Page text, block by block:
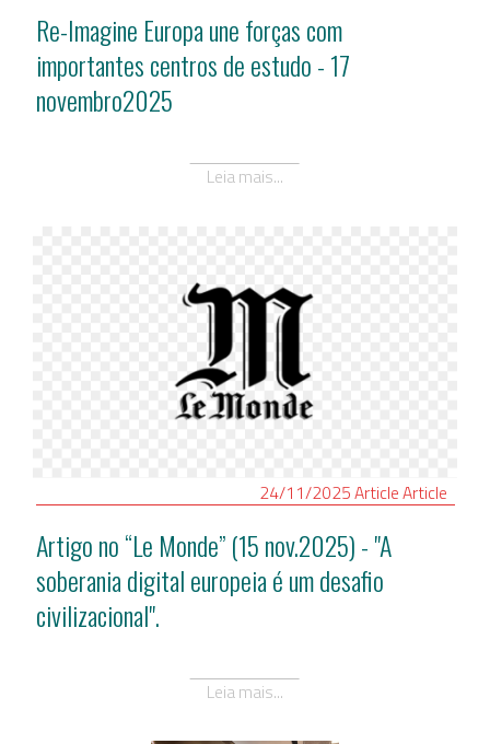
Re-Imagine Europa une forças com
importantes centros de estudo - 17
novembro2025
Leia mais...
24/11/2025ArticleArticle
Artigo no “Le Monde” (15 nov.2025) - "A
soberania digital europeia é um desafio
civilizacional".
Leia mais...